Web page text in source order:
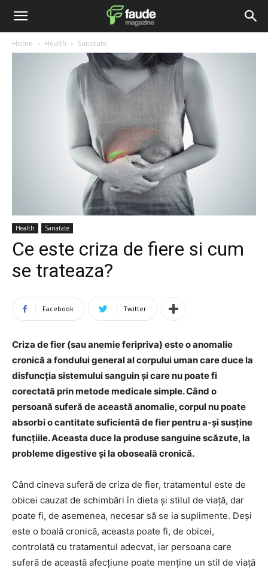
Home Health Sanatate
Health Sanatate
Ce este criza de fiere si cum
se trateaza?
Facebook Twitter
Criza de fier (sau anemie feripriva) este o anomalie
cronică a fondului general al corpului uman care duce la
disfuncția sistemului sanguin și care nu poate fi
corectată prin metode medicale simple. Când o
persoană suferă de această anomalie, corpul nu poate
absorbi o cantitate suficientă de fier pentru a-și susține
funcțiile. Aceasta duce la produse sanguine scăzute, la
probleme digestive și la oboseală cronică.
Când cineva suferă de criza de fier, tratamentul este de
obicei cauzat de schimbări în dieta și stilul de viață, dar
poate fi, de asemenea, necesar să se ia suplimente. Deși
este o boală cronică, aceasta poate fi, de obicei,
controlată cu tratamentul adecvat, iar persoana care
suferă de această afecțiune poate menține un stil de viață